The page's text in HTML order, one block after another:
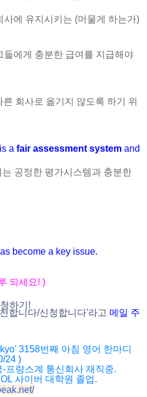
사에 유지시키는 (머물게 하는가)
들에게 충분한 급여를 지급해야
회사로 옮기지 않도록 하기 위
a fair assessment system and
공정한 평가시스템과 충분한
become a key issue.
되세요! )
하기!
합니다/신청합니다'라고 메일 주
3158번째 아침 영어 한마디
24 )
프랑스계 통신회사 재직중.
사이버 대학원 졸업.